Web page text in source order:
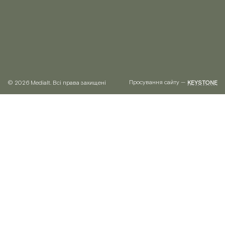
© 2026 Medialt. Всі права захищені Просування сайту — KEYSTONE